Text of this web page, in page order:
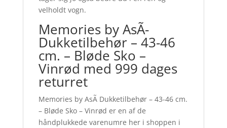
velholdt vogn.
Memories by AsÃ­
Dukketilbehør – 43-46
cm. – Bløde Sko –
Vinrød med 999 dages
returret
Memories by AsÃ­ Dukketilbehør – 43-46 cm.
– Bløde Sko – Vinrød er en af de
håndplukkede varenumre her i shoppen i